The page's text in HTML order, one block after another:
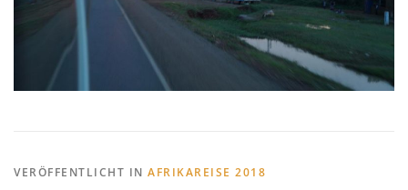
VERÖFFENTLICHT IN AFRIKAREISE 2018